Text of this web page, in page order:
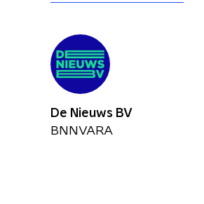
De Nieuws BV
BNNVARA